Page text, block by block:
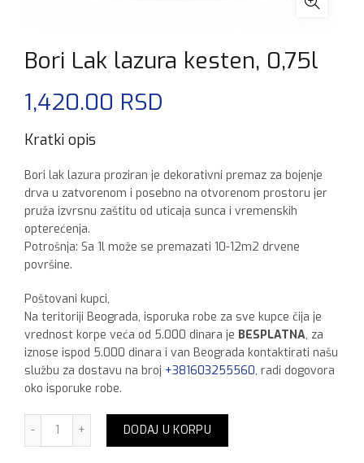
Bori Lak lazura kesten, 0,75l
1,420.00 RSD
Kratki opis
Bori lak lazura proziran je dekorativni premaz za bojenje
drva u zatvorenom i posebno na otvorenom prostoru jer
pruža izvrsnu zaštitu od uticaja sunca i vremenskih
opterećenja.
Potrošnja: Sa 1l može se premazati 10-12m2 drvene
površine.
Poštovani kupci,
Na teritoriji Beograda, isporuka robe za sve kupce čija je
vrednost korpe veća od 5.000 dinara je BESPLATNA, za
iznose ispod 5.000 dinara i van Beograda kontaktirati našu
službu za dostavu na broj +381603255560, radi dogovora
oko isporuke robe.
Bori Lak lazura kesten, 0,75l količina
DODAJ U KORPU